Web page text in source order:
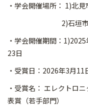
・学会開催場所： 1)北
2)石垣市 大濱
・学会開催期間：
23日
・受賞日：2026年3月11
・受賞名： エレクトロ
表賞（若手部門）